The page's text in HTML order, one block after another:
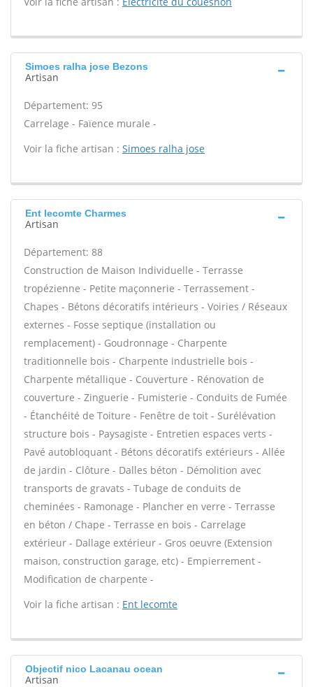
Simoes ralha jose Bezons
Artisan
Département: 95
Carrelage - Faïence murale -
Voir la fiche artisan : Simoes ralha jose
Ent lecomte Charmes
Artisan
Département: 88
Construction de Maison Individuelle - Terrasse
tropézienne - Petite maçonnerie - Terrassement -
Chapes - Bétons décoratifs intérieurs - Voiries / Réseaux
externes - Fosse septique (installation ou
remplacement) - Goudronnage - Charpente
traditionnelle bois - Charpente industrielle bois -
Charpente métallique - Couverture - Rénovation de
couverture - Zinguerie - Fumisterie - Conduits de Fumée
- Étanchéité de Toiture - Fenêtre de toit - Surélévation
structure bois - Paysagiste - Entretien espaces verts -
Pavé autobloquant - Bétons décoratifs extérieurs - Allée
de jardin - Clôture - Dalles béton - Démolition avec
transports de gravats - Tubage de conduits de
cheminées - Ramonage - Plancher en verre - Terrasse
en béton / Chape - Terrasse en bois - Carrelage
extérieur - Dallage extérieur - Gros oeuvre (Extension
maison, construction garage, etc) - Empierrement -
Modification de charpente -
Voir la fiche artisan : Ent lecomte
Objectif nico Lacanau ocean
Artisan